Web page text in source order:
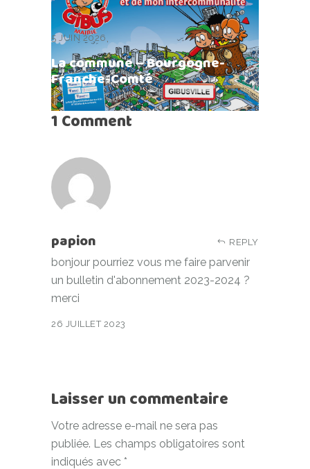
5 JUIN 2026
La commune – Bourgogne-
Franche-Comté
1 Comment
REPLY
papion
bonjour pourriez vous me faire parvenir
un bulletin d'abonnement 2023-2024 ?
merci
26 JUILLET 2023
Laisser un commentaire
Votre adresse e-mail ne sera pas
publiée. Les champs obligatoires sont
indiqués avec *